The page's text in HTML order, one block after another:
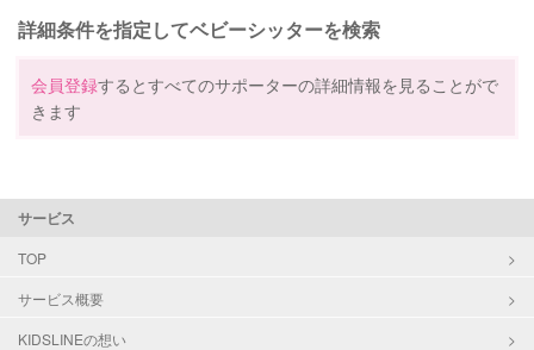
詳細条件を指定してベビーシッターを検索
会員登録するとすべてのサポーターの詳細情報を見ることがで
きます
サービス
TOP
サービス概要
KIDSLINEの想い